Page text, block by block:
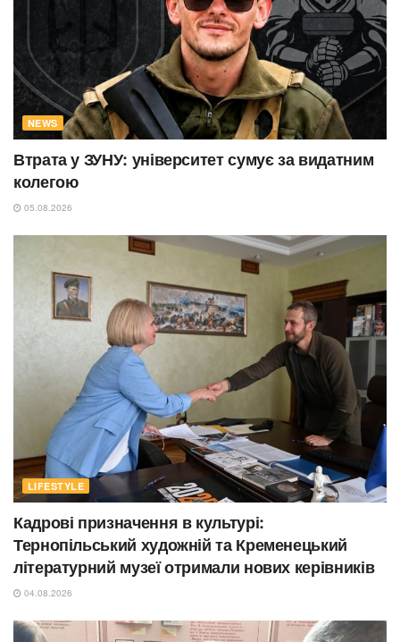
NEWS
Втрата у ЗУНУ: університет сумує за видатним
колегою
05.08.2026
LIFESTYLE
Кадрові призначення в культурі:
Тернопільський художній та Кременецький
літературний музеї отримали нових керівників
04.08.2026